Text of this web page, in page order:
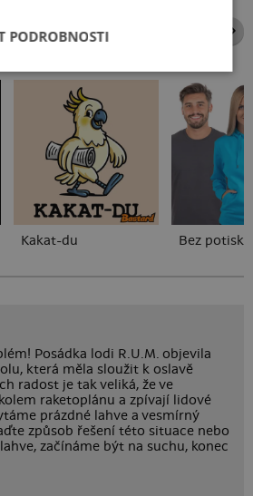
POTISKY
Kakat-du Bez potisku
Posádka lodi R.U.M. objevila
která měla sloužit k oslavě
radost je tak veliká, že ve
raketoplánu a zpívají lidové
prázdné lahve a vesmírný
způsob řešení této situace nebo
začínáme být na suchu, konec
PODROBNOSTI